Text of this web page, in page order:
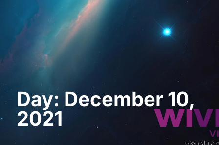
Request a Demo
Day: December 10,
2021